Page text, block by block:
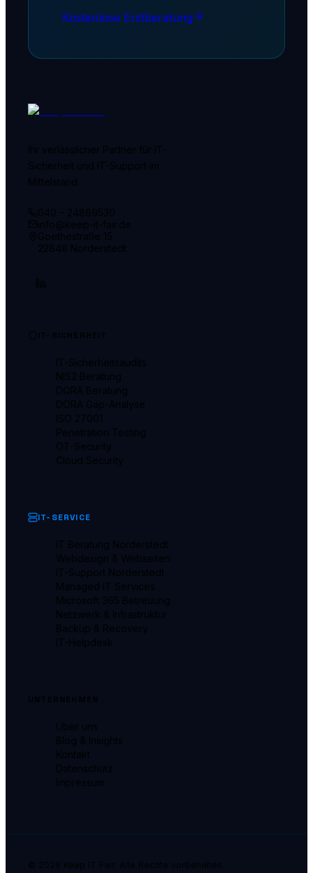
Kostenlose Erstberatung
Ihr verlässlicher Partner für IT-
Sicherheit und IT-Support im
Mittelstand.
040 – 24869530
info@keep-it-fair.de
Goethestraße 15
22848 Norderstedt
IT-SICHERHEIT
IT-Sicherheitsaudits
NIS2 Beratung
DORA Beratung
DORA Gap-Analyse
ISO 27001
Penetration Testing
OT-Security
Cloud Security
IT-SERVICE
IT Beratung Norderstedt
Webdesign & Webseiten
IT-Support Norderstedt
Managed IT Services
Microsoft 365 Betreuung
Netzwerk & Infrastruktur
Backup & Recovery
IT-Helpdesk
UNTERNEHMEN
Über uns
Blog & Insights
Kontakt
Datenschutz
Impressum
© 2026
Keep IT Fair. Alle Rechte vorbehalten.